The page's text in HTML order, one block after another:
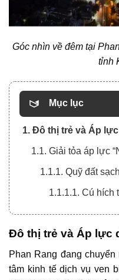
Góc nhìn về đêm tại
tỉnh
Mục lục
1. Đô thị trẻ và Áp
1.1. Giải tỏa áp lực
1.1.1. Quỹ đất
1.1.1.1. Cú hích
Đô thị trẻ và Áp lực
Phan Rang đang
tâm kinh tế dịch vụ ven